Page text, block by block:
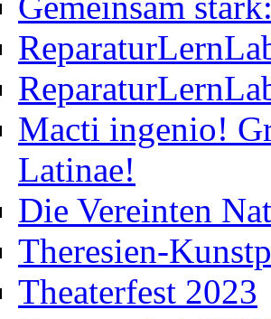
Macti ingenio!
Latinae!
Die Vereinten
Theresien-
Theaterfest 2023